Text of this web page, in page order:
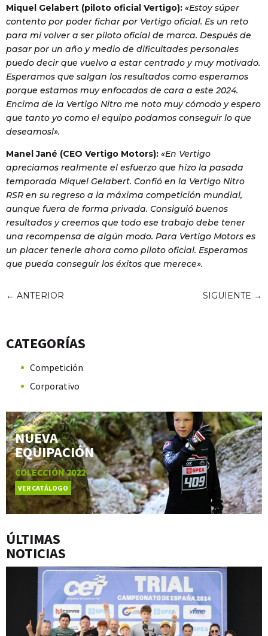
Miquel Gelabert (piloto oficial Vertigo): «Estoy súper
contento por poder fichar por Vertigo oficial. Es un reto
para mí volver a ser piloto oficial de marca. Después de
pasar por un año y medio de dificultades personales
puedo decir que vuelvo a estar centrado y muy motivado.
Esperamos que salgan los resultados como esperamos
porque estamos muy enfocados de cara a este 2024.
Encima de la Vertigo Nitro me noto muy cómodo y espero
que tanto yo como el equipo podamos conseguir lo que
deseamosl».
Manel Jané (CEO Vertigo Motors): «En Vertigo
apreciamos realmente el esfuerzo que hizo la pasada
temporada Miquel Gelabert. Confió en la Vertigo Nitro
RSR en su regreso a la máxima competición mundial,
aunque fuera de forma privada. Consiguió buenos
resultados y creemos que todo ese trabajo debe tener
una recompensa de algún modo. Para Vertigo Motors es
un placer tenerle ahora como piloto oficial. Esperamos
que pueda conseguir los éxitos que merece».
← ANTERIOR SIGUIENTE →
CATEGORÍAS
Competición
Corporativo
NUEVA
EQUIPACIÓN
COLECCIÓN 2022
VER CATÁLOGO
ÚLTIMAS
NOTICIAS